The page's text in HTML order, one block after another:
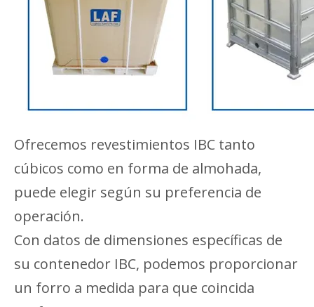
Ofrecemos revestimientos IBC tanto
cúbicos como en forma de almohada,
puede elegir según su preferencia de
operación.
Con datos de dimensiones específicas de
su contenedor IBC, podemos proporcionar
un forro a medida para que coincida